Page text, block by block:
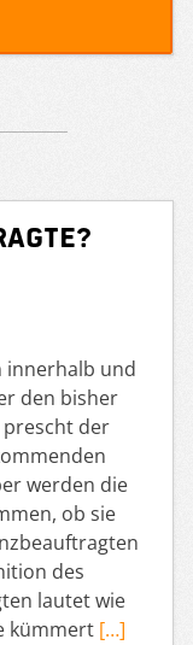
innerhalb und
den bisher
der
werden die
ob sie
des
lautet wie
kümmert […]